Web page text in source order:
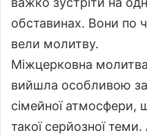
обставинах. Вони по
вели молитву.
Міжцерковна
вийшла особливою
сімейної атмосфери,
такої серйозної